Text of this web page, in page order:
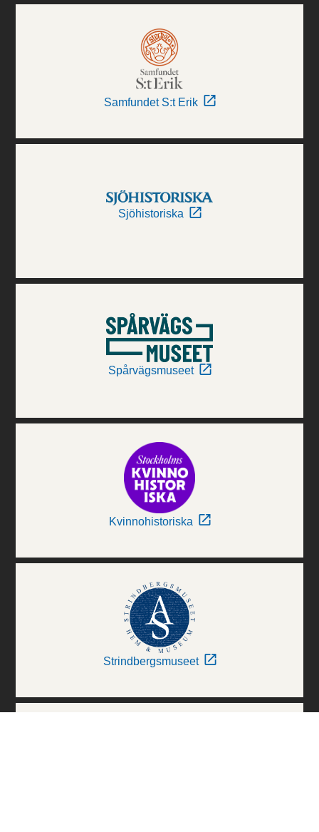
Samfundet S:t Erik
Sjöhistoriska
Spårvägsmuseet
Kvinnohistoriska
Strindbergsmuseet